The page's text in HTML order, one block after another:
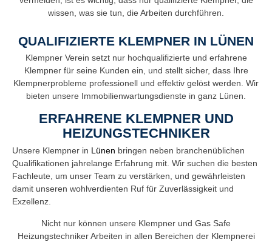
wissen, was sie tun, die Arbeiten durchführen.
QUALIFIZIERTE KLEMPNER IN LÜNEN
Klempner Verein setzt nur hochqualifizierte und erfahrene
Klempner für seine Kunden ein, und stellt sicher, dass Ihre
Klempnerprobleme professionell und effektiv gelöst werden. Wir
bieten unsere Immobilienwartungsdienste in ganz Lünen.
ERFAHRENE KLEMPNER UND
HEIZUNGSTECHNIKER
Unsere Klempner in Lünen bringen neben branchenüblichen
Qualifikationen jahrelange Erfahrung mit. Wir suchen die besten
Fachleute, um unser Team zu verstärken, und gewährleisten
damit unseren wohlverdienten Ruf für Zuverlässigkeit und
Exzellenz.
Nicht nur können unsere Klempner und Gas Safe
Heizungstechniker Arbeiten in allen Bereichen der Klempnerei